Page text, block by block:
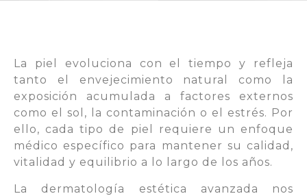
La piel evoluciona con el tiempo y refleja
tanto el envejecimiento natural como la
exposición acumulada a factores externos
como el sol, la contaminación o el estrés. Por
ello, cada tipo de piel requiere un enfoque
médico específico para mantener su calidad,
vitalidad y equilibrio a lo largo de los años.
La dermatología estética avanzada nos